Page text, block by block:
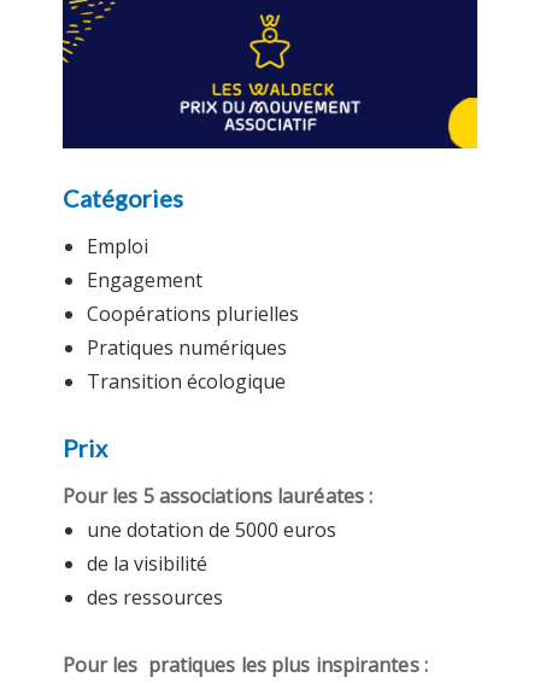
Catégories
Emploi
Engagement
Coopérations plurielles
Pratiques numériques
Transition écologique
Prix
Pour les 5 associations lauréates :
une dotation de 5000 euros
de la visibilité
des ressources
Pour les pratiques les plus inspirantes :